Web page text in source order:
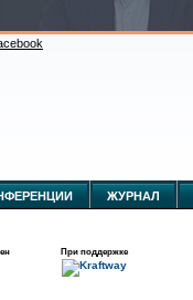
ЖУРНАЛ
При поддержке